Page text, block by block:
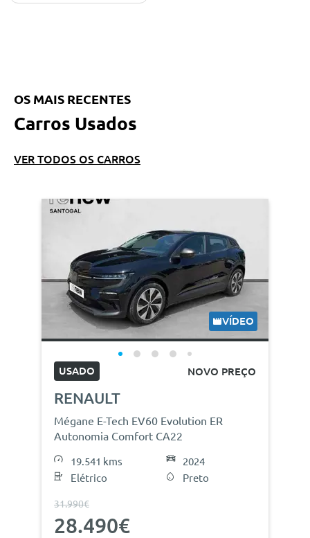
OS MAIS RECENTES
Carros Usados
VER TODOS OS CARROS
VÍDEO
USADO NOVO PREÇO
RENAULT
Mégane E-Tech EV60 Evolution ER
Autonomia Comfort CA22
19.541 kms
Elétrico
2024
Preto
31.990€
28.490€